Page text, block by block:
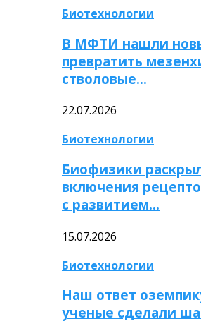
Биотехнологии
В МФТИ нашли
превратить
стволовые…
22.07.2026
Биотехнологии
Биофизики
включения
с развитием…
15.07.2026
Биотехнологии
Наш ответ
ученые сделали